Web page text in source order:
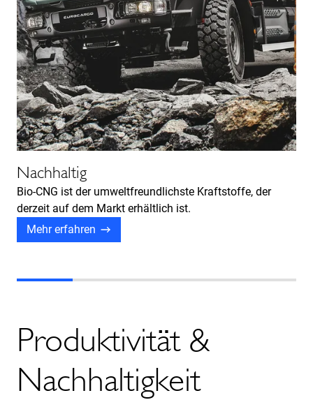
Nachhaltig
Bio-CNG ist der umweltfreundlichste Kraftstoffe, der
derzeit auf dem Markt erhältlich ist.
Mehr erfahren
Produktivität &
Nachhaltigkeit